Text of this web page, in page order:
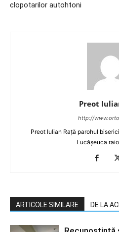
clopotarilor autohtoni
Preot
http://
Preot Iulian Rață parohul
Lucășeuca
ARTICOLE SIMILARE DE LA